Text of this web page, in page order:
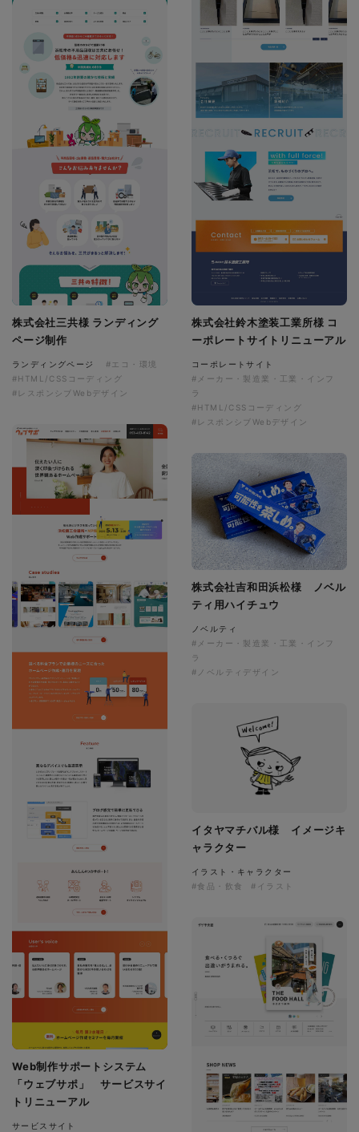
株式会社三共様 ランディング
ページ制作
ランディングページ
#エコ・環境
#HTML/CSSコーディング
#レスポンシブWebデザイン
株式会社鈴木塗装工業所様 コ
ーポレートサイトリニューアル
コーポレートサイト
#メーカー・製造業・工業・インフ
ラ
#HTML/CSSコーディング
#レスポンシブWebデザイン
Web制作サポートシステム
「ウェブサポ」 サービスサイ
トリニューアル
サービスサイト
株式会社吉和田浜松様 ノベル
ティ用ハイチュウ
ノベルティ
#メーカー・製造業・工業・インフ
ラ
#ノベルティデザイン
イタヤマチバル様 イメージキ
ャラクター
イラスト・キャラクター
#食品・飲食
#イラスト